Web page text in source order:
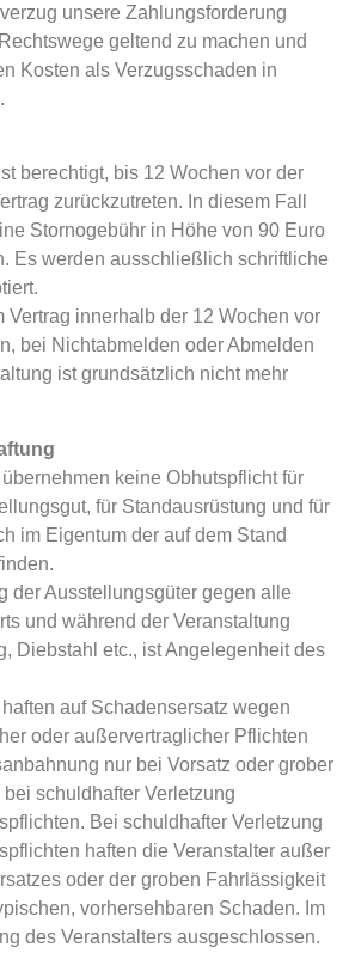
unsere Zahlungsforderung
geltend zu machen und
Kosten als Verzugsschaden in
berechtigt, bis 12 Wochen vor der
zurückzutreten. In diesem Fall
Stornogebühr in Höhe von 90 Euro
Es werden ausschließlich schriftliche
Vertrag innerhalb der 12 Wochen vor
bei Nichtabmelden oder Abmelden
ist grundsätzlich nicht mehr
keine Obhutspflicht für
für Standausrüstung und für
im Eigentum der auf dem Stand
der Ausstellungsgüter gegen alle
und während der Veranstaltung
Diebstahl etc., ist Angelegenheit des
auf Schadensersatz wegen
oder außervertraglicher Pflichten
nur bei Vorsatz oder grober
schuldhafter Verletzung
Bei schuldhafter Verletzung
haften die Veranstalter außer
oder der groben Fahrlässigkeit
vorhersehbaren Schaden. Im
des Veranstalters ausgeschlossen.